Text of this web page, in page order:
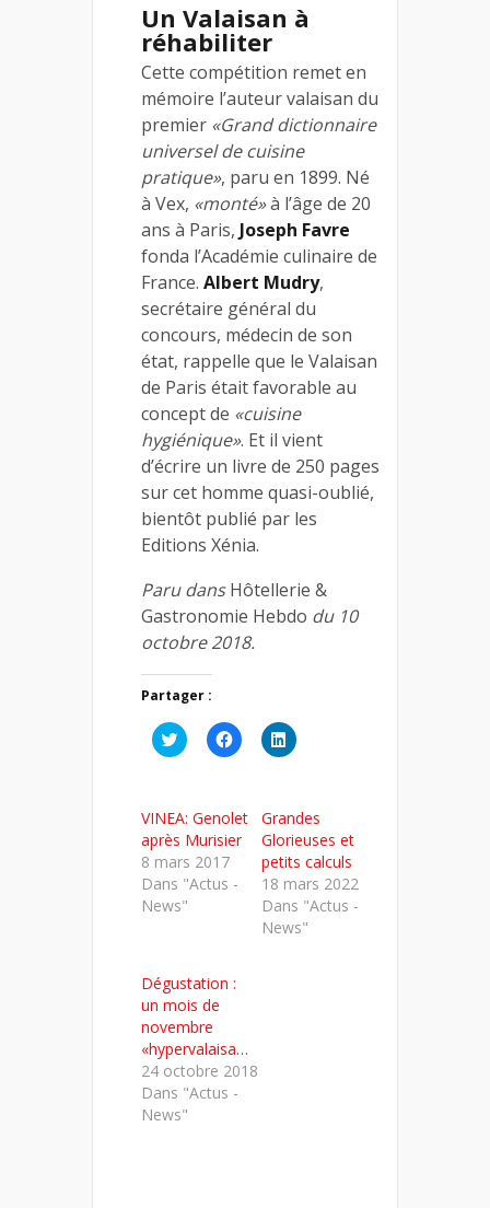
Un Valaisan à
réhabiliter
Cette compétition remet en
mémoire l’auteur valaisan du
premier «Grand dictionnaire
universel de cuisine
pratique», paru en 1899. Né
à Vex, «monté»à l’âge de 20
ans à Paris, Joseph Favre
fonda l’Académie culinaire de
France. Albert Mudry,
secrétaire général du
concours, médecin de son
état, rappelle que le Valaisan
de Paris était favorable au
concept de «cuisine
hygiénique». Et il vient
d’écrire un livre de 250 pages
sur cet homme quasi-oublié,
bientôt publié par les
Editions Xénia.
Paru dansHôtellerie &
Gastronomie Hebdo du 10
octobre 2018.
Partager :
Cliquez
pour
une
nouvelle
fenêtre)
Cliquez
pour
une
nouvelle
fenêtre)
Cliquez
pour
dans
une
nouvelle
fenêtre)
VINEA: Genolet
après Murisier
8 mars 2017
Dans "Actus -
News"
Grandes
Glorieuses et
petits calculs
18 mars 2022
Dans "Actus -
News"
Dégustation :
un mois de
novembre
«hypervalaisan»
24 octobre 2018
Dans "Actus -
News"